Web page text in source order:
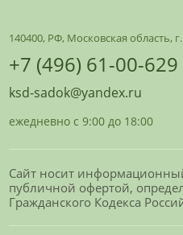
140400, РФ, Московская область,
+7 (496) 61-00-629
ksd-sadok@yandex.ru
ежедневно с 9:00 до 18:00
Сайт носит
публичной офертой,
Гражданского Кодекса